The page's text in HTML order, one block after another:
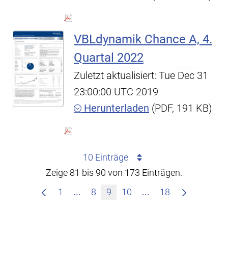
VBLdynamik Chance A, 4.
Quartal 2022
Zuletzt aktualisiert: Tue Dec 31
23:00:00 UTC 2019
Herunterladen (PDF, 191 KB)
10 Einträge
Zeige 81 bis 90 von 173 Einträgen.
1
... Zwischenseiten Navigieren mit
8 9 10 ... Zwischenseiten
18